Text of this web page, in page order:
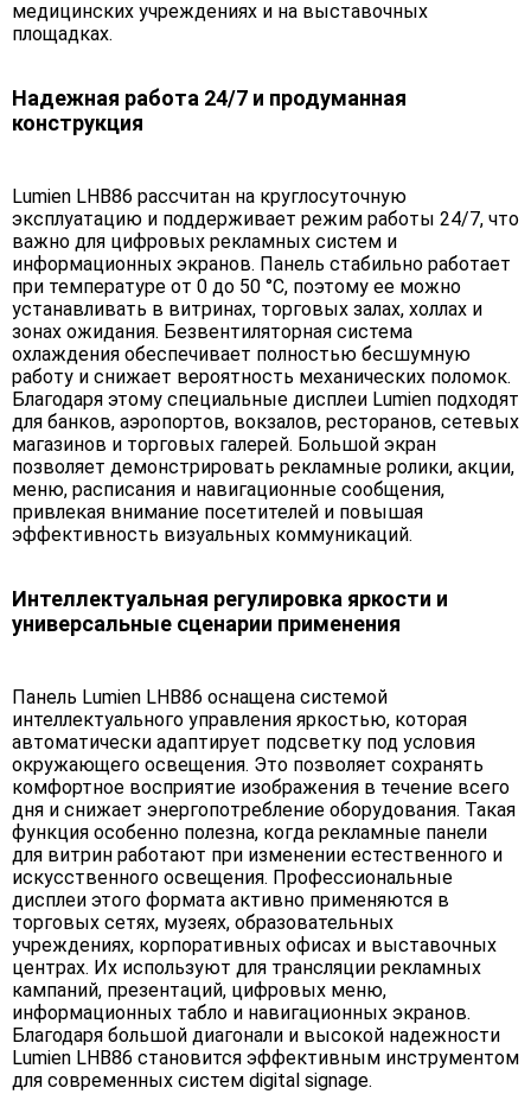
медицинских учреждениях и на выставочных
площадках.
Надежная работа 24/7 и продуманная
конструкция
Lumien LHB86 рассчитан на круглосуточную
эксплуатацию и поддерживает режим работы 24/7, что
важно для цифровых рекламных систем и
информационных экранов. Панель стабильно работает
при температуре от 0 до 50 °C, поэтому ее можно
устанавливать в витринах, торговых залах, холлах и
зонах ожидания. Безвентиляторная система
охлаждения обеспечивает полностью бесшумную
работу и снижает вероятность механических поломок.
Благодаря этому специальные дисплеи Lumien подходят
для банков, аэропортов, вокзалов, ресторанов, сетевых
магазинов и торговых галерей. Большой экран
позволяет демонстрировать рекламные ролики, акции,
меню, расписания и навигационные сообщения,
привлекая внимание посетителей и повышая
эффективность визуальных коммуникаций.
Интеллектуальная регулировка яркости и
универсальные сценарии применения
Панель Lumien LHB86 оснащена системой
интеллектуального управления яркостью, которая
автоматически адаптирует подсветку под условия
окружающего освещения. Это позволяет сохранять
комфортное восприятие изображения в течение всего
дня и снижает энергопотребление оборудования. Такая
функция особенно полезна, когда рекламные панели
для витрин работают при изменении естественного и
искусственного освещения. Профессиональные
дисплеи этого формата активно применяются в
торговых сетях, музеях, образовательных
учреждениях, корпоративных офисах и выставочных
центрах. Их используют для трансляции рекламных
кампаний, презентаций, цифровых меню,
информационных табло и навигационных экранов.
Благодаря большой диагонали и высокой надежности
Lumien LHB86 становится эффективным инструментом
для современных систем digital signage.